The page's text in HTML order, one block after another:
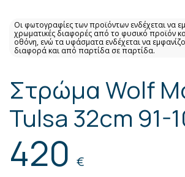
Οι φωτογραφίες των προϊόντων ενδέχεται να
χρωματικές διαφορές από το φυσικό προϊόν
οθόνη, ενώ τα υφάσματα ενδέχεται να
διαφορά και από παρτίδα σε παρτίδα.
Στρώμα Wolf
Tulsa 32cm 91-
420 €